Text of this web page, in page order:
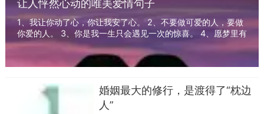
明。我们这一生大多都是平凡的日常，懂得珍惜朝
夕相伴的人，才是长久的幸福，这句话刚好把这份
珍惜传递出去。
第五句：不管遇到什么样的难处，我都会站在
你的这边，和你一起面对。
当她遭遇人际纠纷、身体不适，或是和亲友产
让人怦然心动的唯美爱情句子
1、我让你动了心，你让我安了心。 2、不要做可爱的人，要做
你爱的人。 3、你是我一生只会遇见一次的惊喜。 4、愿梦里有
你闹，愿清晨有你笑。 5、你是我众所周知...
婚姻最大的修行，是渡得了“枕边
人”